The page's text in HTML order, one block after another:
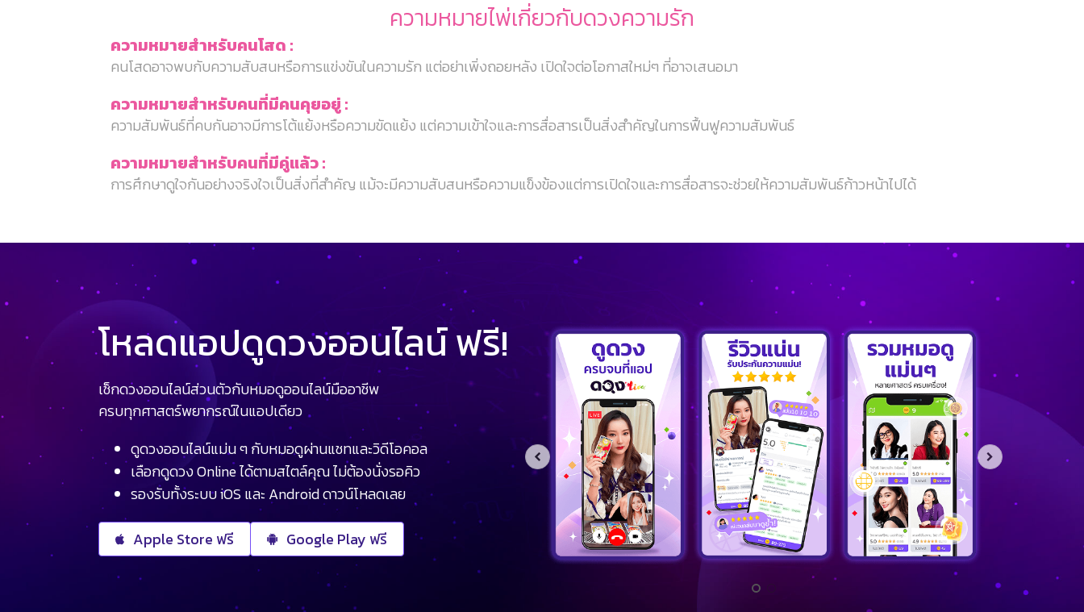
ความหมายไพ่เกี่ยวกับดวงความรัก
ความหมายสำหรับคนโสด :
คนโสดอาจพบกับความสับสนหรือการแข่งขันในความรัก แต่อย่าเพิ่งถอยหลัง เปิดใจต่อโอกาสใหม่ๆ ที่อาจเสนอมา
ความหมายสำหรับคนที่มีคนคุยอยู่ :
ความสัมพันธ์ที่คบกันอาจมีการโต้แย้งหรือความขัดแย้ง แต่ความเข้าใจและการสื่อสารเป็นสิ่งสำคัญในการฟื้นฟูความสัมพันธ์
ความหมายสำหรับคนที่มีคู่แล้ว :
การศึกษาดูใจกันอย่างจริงใจเป็นสิ่งที่สำคัญ แม้จะมีความสับสนหรือความแข็งข้องแต่การเปิดใจและการสื่อสารจะช่วยให้ความสัมพันธ์ก้าวหน้าไปได้
โหลดแอปดูดวงออนไลน์ ฟรี!
เช็กดวงออนไลน์ส่วนตัวกับหมอดูออนไลน์มืออาชีพ
ครบทุกศาสตร์พยากรณ์ในแอปเดียว
ดูดวงออนไลน์แม่น ๆ กับหมอดูผ่านแชทและวิดีโอคอล
เลือกดูดวง Online ได้ตามสไตล์คุณ ไม่ต้องนั่งรอคิว
รองรับทั้งระบบ iOS และ Android ดาวน์โหลดเลย
Apple Store ฟรี Google Play ฟรี